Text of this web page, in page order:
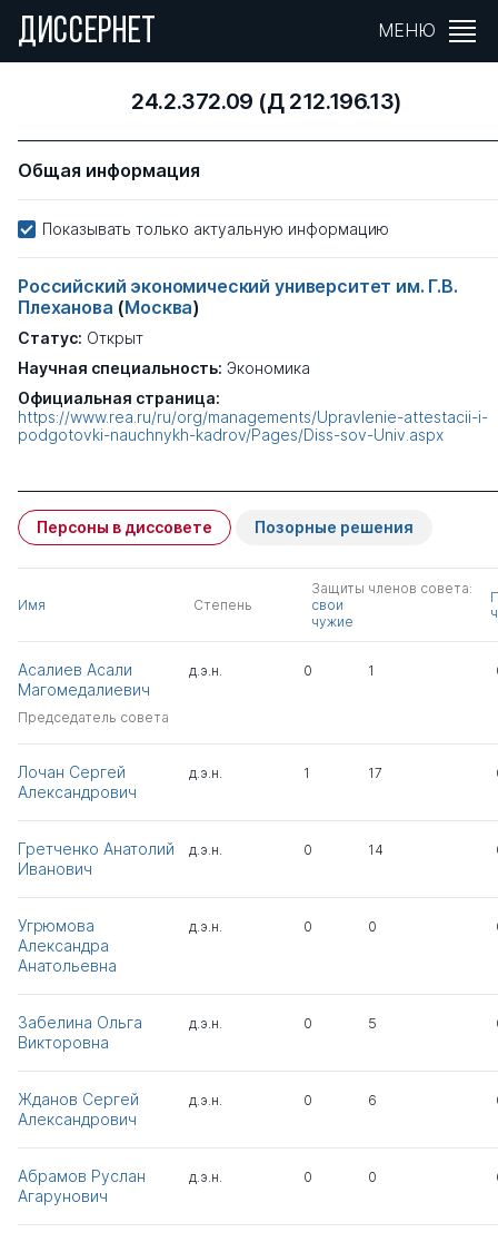
ДИССЕРНЕТ МЕНЮ
24.2.372.09 (Д 212.196.13)
Общая информация
Показывать только актуальную информацию
Российский экономический университет им. Г.В.
Плеханова (Москва)
Статус: Открыт
Научная специальность: Экономика
Официальная страница:
https://www.rea.ru/ru/org/managements/Upravlenie-attestacii-i-
podgotovki-nauchnykh-kadrov/Pages/Diss-sov-Univ.aspx
Персоны в диссовете Позорные решения
Имя Степень
Защиты членов совета:
свои
чужие
Асалиев Асали
Магомедалиевич
Председатель совета
д.э.н. 0 1
Лочан Сергей
Александрович
д.э.н. 1 17
Гретченко Анатолий
Иванович
д.э.н. 0 14
Угрюмова
Александра
Анатольевна
д.э.н. 0 0
Забелина Ольга
Викторовна
д.э.н. 0 5
Жданов Сергей
Александрович
д.э.н. 0 6
Абрамов Руслан
Агарунович
д.э.н. 0 0